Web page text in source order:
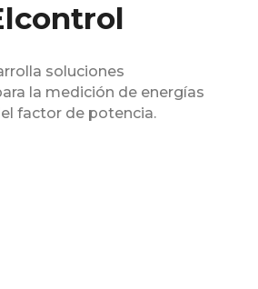
soluciones
la medición de energías
factor de potencia.